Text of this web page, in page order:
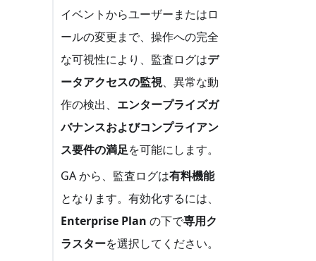
イベントからユーザーまたはロ
ールの変更まで、操作への完全
な可視性により、監査ログはデ
ータアクセスの監視、異常な動
作の検出、 エンタープライズガ
バナンスおよびコンプライアン
ス要件の満足を可能にします。
GA から、監査ログは有料機能
となります。有効化するには、
Enterprise Plan の下で専用ク
ラスターを選択してください。